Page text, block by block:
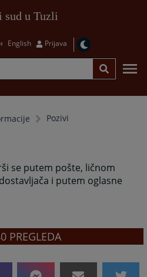
sud u Tuzli
English Prijava
Pozivi
se putem pošte, ličnom
i putem oglasne
PREGLEDA